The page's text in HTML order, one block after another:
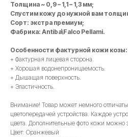
Толщина ~ 0,9 – 1,1 – 1,3 мм;
Спустим кожу до нужной вам
Сорт: экстра премиум;
Фабрика: Antiba\Falco Pellami.
Особенности фактурной кожи козы:
+ Фактурная лицевая сторона.
+ Хорошая водонепроницаемость.
+ Дышащая поверхность.
+ Эластичность.
Внимание! Товар может немного
цветопередачей устройства. Каждое
цвета. Дополнительные фото кожи можно
Цвет: Оранжевый